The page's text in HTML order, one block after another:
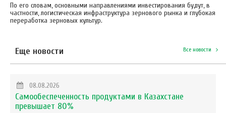
По его словам, основными направлениями инвестирования будут, в
частности, логистическая инфраструктура зернового рынка и глубокая
переработка зерновых культур.
Еще новости Все новости
08.08.2026
Самообеспеченность продуктами в Казахстане
превышает 80%